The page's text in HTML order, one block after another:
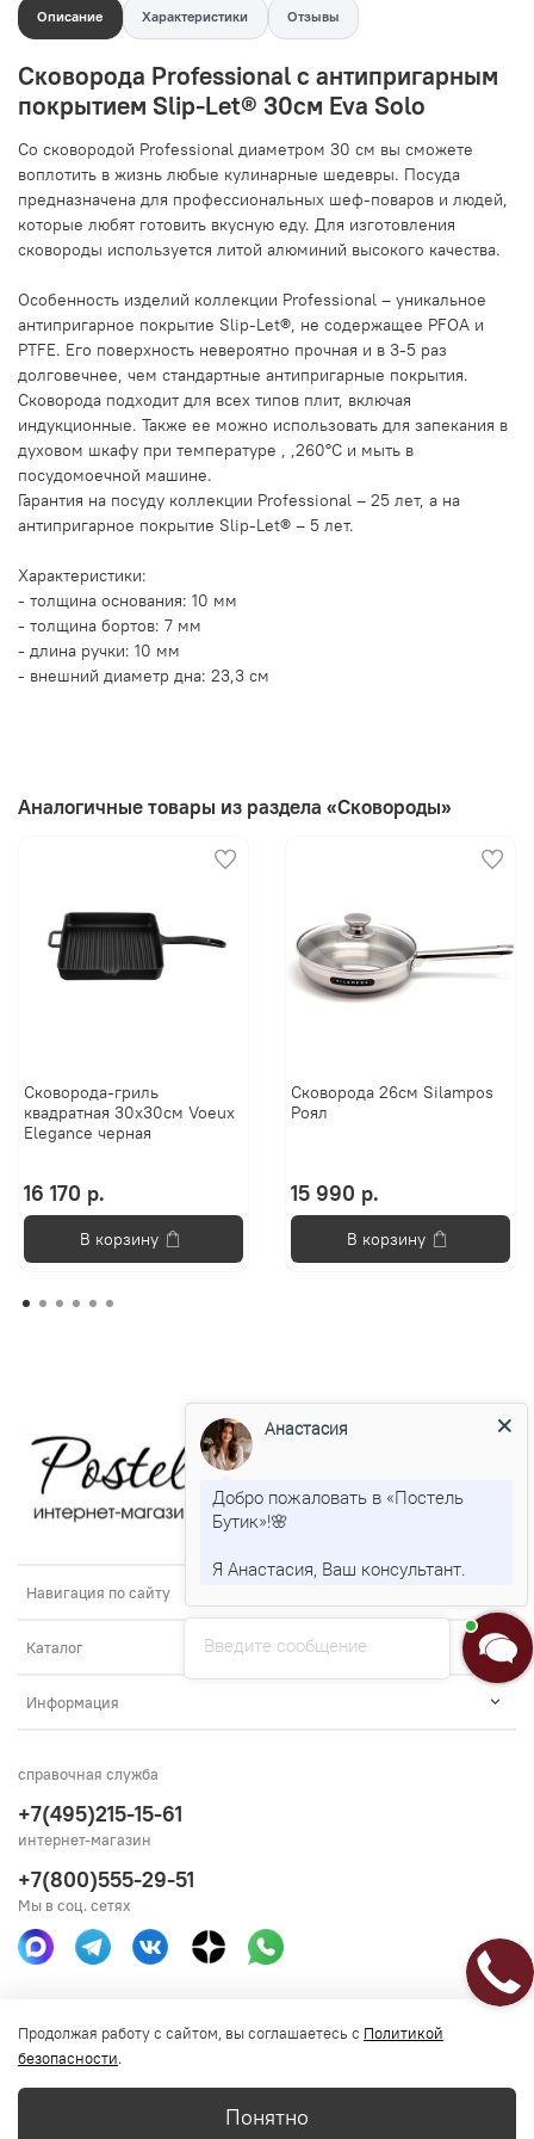
Описание Характеристики Отзывы
Сковорода Professional с антипригарным
покрытием Slip-Let® 30см Eva Solo
Со сковородой Professional диаметром 30 см вы сможете
воплотить в жизнь любые кулинарные шедевры. Посуда
предназначена для профессиональных шеф-поваров и людей,
которые любят готовить вкусную еду. Для изготовления
сковороды используется литой алюминий высокого качества.
Особенность изделий коллекции Professional – уникальное
антипригарное покрытие Slip-Let®, не содержащее PFOA и
PTFE. Его поверхность невероятно прочная и в 3-5 раз
долговечнее, чем стандартные антипригарные покрытия.
Сковорода подходит для всех типов плит, включая
индукционные. Также ее можно использовать для запекания в
духовом шкафу при температуре , ,260°С и мыть в
посудомоечной машине.
Гарантия на посуду коллекции Professional – 25 лет, а на
антипригарное покрытие Slip-Let® – 5 лет.
Характеристики:
- толщина основания: 10 мм
- толщина бортов: 7 мм
- длина ручки: 10 мм
- внешний диаметр дна: 23,3 см
Аналогичные товары из раздела «Сковороды»
Сковорода-гриль
квадратная 30х30см Voeux
Elegance черная
16 170 р.
В корзину
Сковорода 26см Silampos
Роял
15 990 р.
В корзину
Навигация по сайту
Каталог
Информация
Получить консультацию
справочная служба
+7(495)215-15-61
интернет-магазин
+7(800)555-29-51
Мы в соц. сетях
Продолжая работу с сайтом, вы соглашаетесь с Политикой
безопасности.
Понятно
Введите сообщение
Анастасия
Добро пожаловать в «Постель
Бутик»!🌸
Я Анастасия, Ваш консультант.